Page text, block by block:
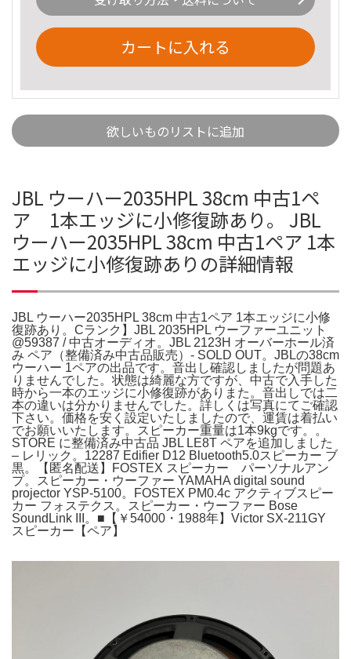
カートに入れる
欲しいものリストに追加
JBL ウーハー2035HPL 38cm 中古1ペ
ア 1本エッジに小修復跡あり。 JBL
ウーハー2035HPL 38cm 中古1ペア 1本
エッジに小修復跡ありの詳細情報
JBL ウーハー2035HPL 38cm 中古1ペア 1本エッジに小修
復跡あり。Cランク】JBL 2035HPL ウーファーユニット
@59387 / 中古オーディオ。JBL 2123H オーバーホール済
み ペア（整備済み中古品販売）- SOLD OUT。JBLの38cm
ウーハー 1ペアの出品です。音出し確認しましたが問題あ
りませんでした。状態は綺麗な方ですが、中古で入手した
時から一本のエッジに小修復跡がありまた。音出しでは二
本の違いは分かりませんでした。詳しくは写真にてご確認
下さい。価格を安く設定いたしましたので、運賃は着払い
でお願いいたします。スピーカー重量は1本9kgです。。
STORE に整備済み中古品 JBL LE8T ペアを追加しました
– レリック。12287 Edifier D12 Bluetooth5.0スピーカー ブ
黒。【匿名配送】FOSTEX スピーカー パーソナルアン
プ。スピーカー・ウーファー YAMAHA digital sound
projector YSP-5100。FOSTEX PM0.4c アクティブスピー
カー フォステクス。スピーカー・ウーファー Bose
SoundLink III。■【￥54000・1988年】Victor SX-211GY
スピーカー【ペア】